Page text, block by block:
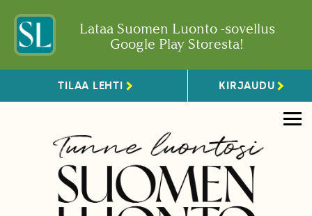
Lataa Suomen Luonto -sovellus
Google Play Storesta!
TILAA LEHTI KIRJAUDU